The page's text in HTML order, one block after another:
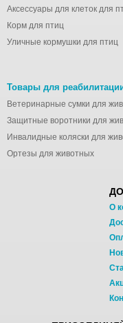
Аксессуары для клеток для
Корм для птиц
Уличные кормушки для птиц
Товары для
Ветеринарные сумки для
Защитные воротники для
Инвалидные коляски для
Ортезы для животных
О